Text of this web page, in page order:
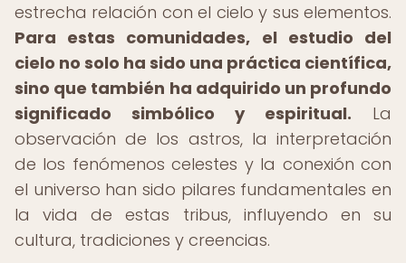
estrecha relación con el cielo y sus elementos.
Para estas comunidades, el estudio del
cielo no solo ha sido una práctica científica,
sino que también ha adquirido un profundo
significado simbólico y espiritual. La
observación de los astros, la interpretación
de los fenómenos celestes y la conexión con
el universo han sido pilares fundamentales en
la vida de estas tribus, influyendo en su
cultura, tradiciones y creencias.